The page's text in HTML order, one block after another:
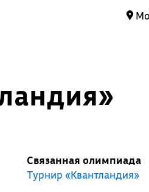
Связанная олимпиада
Турнир «Квантландия»